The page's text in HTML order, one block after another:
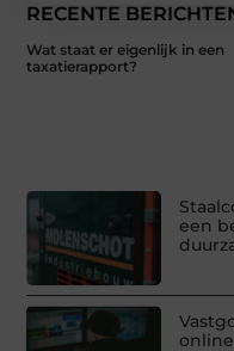
RECENTE
Wat staat er eigenlijk in een
taxatierapport?
een